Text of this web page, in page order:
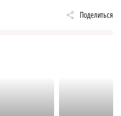
Поделиться